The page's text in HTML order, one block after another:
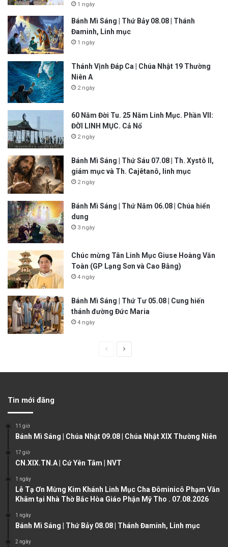
1 ngày
Bánh Mì Sáng | Thứ Bảy 08.08 | Thánh
Đaminh, Linh mục
1 ngày
Thánh Vịnh Đáp Ca | Chúa Nhật 19 Thường
Niên A
2 ngày
60 Năm Đời Tu. 25 Năm Linh Mục. Phần VII:
ĐỜI LINH MỤC. Cả Nổ
2 ngày
Bánh Mì Sáng | Thứ Sáu 07.08 | Th. Xystô II,
giám mục và Th. Cajêtanô, linh mục
2 ngày
Bánh Mì Sáng | Thứ Năm 06.08 | Chúa hiển
dung
3 ngày
Chúc mừng Tân Linh Mục Giuse Hoàng Văn
Toàn (GP Lạng Sơn và Cao Bằng)
4 ngày
Bánh Mì Sáng | Thứ Tư 05.08 | Cung hiến
thánh đường Đức Maria
4 ngày
u
p
g
g
Tin mới đăng
11 giờ
Bánh Mì Sáng | Chúa Nhật 09.08 | Chúa Nhật XIX Thường Niên
17 giờ
CN.XIX.TN.A | Cứ Yên Tâm | NVT
1 ngày
Lễ Tạ Ơn Mừng Kim Khánh Linh Mục Cha Đôminicô Phạm Văn
Khâm tại Nhà Thờ Bắc Hòa Giáo Phận Mỹ Tho . 07.08.2026
1 ngày
Bánh Mì Sáng | Thứ Bảy 08.08 | Thánh Đaminh, Linh mục
2 ngày